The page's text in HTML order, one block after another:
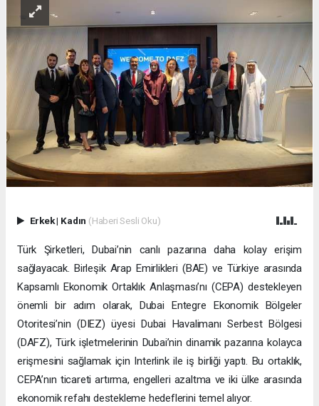
Erkek| Kadın (Haberi Sesli Oku)
Türk Şirketleri, Dubai’nin canlı pazarına daha kolay erişim
sağlayacak. Birleşik Arap Emirlikleri (BAE) ve Türkiye arasında
Kapsamlı Ekonomik Ortaklık Anlaşması’nı (CEPA) destekleyen
önemli bir adım olarak, Dubai Entegre Ekonomik Bölgeler
Otoritesi’nin (DIEZ) üyesi Dubai Havalimanı Serbest Bölgesi
(DAFZ), Türk işletmelerinin Dubai’nin dinamik pazarına kolayca
erişmesini sağlamak için Interlink ile iş birliği yaptı. Bu ortaklık,
CEPA’nın ticareti artırma, engelleri azaltma ve iki ülke arasında
ekonomik refahı destekleme hedeflerini temel alıyor.